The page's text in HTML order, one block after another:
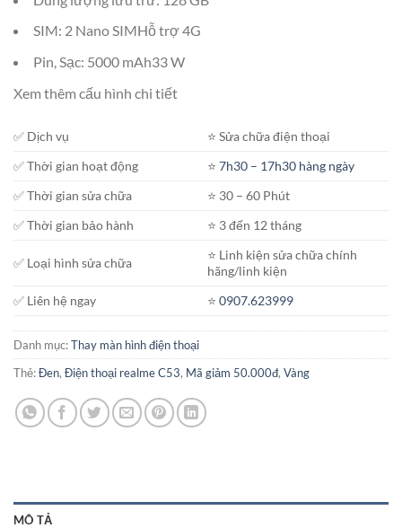
SIM: 2 Nano SIMHỗ trợ 4G
Pin, Sạc: 5000 mAh33 W
Xem thêm cấu hình chi tiết
✅ Dịch vụ
⭐️ Sửa chữa điện thoại
✅ Thời gian hoạt động
⭐️7h30 – 17h30 hàng ngày
✅ Thời gian sửa chữa
⭐️ 30 – 60 Phút
✅ Thời gian bảo hành
⭐️ 3 đến 12 tháng
✅ Loại hình sửa chữa
⭐️ Linh kiện sửa chữa chính
hãng/linh kiện
✅ Liên hệ ngay
⭐️0907.623999
Danh mục:Thay màn hình điện thoại
Thẻ:Đen, Điện thoại realme C53, Mã giảm 50.000đ, Vàng
MÔ TẢ